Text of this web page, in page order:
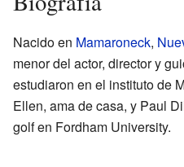
Nacido en Mamaroneck,
menor del actor, director y
estudiaron en el instituto de
Ellen, ama de casa, y Paul
golf en Fordham University.